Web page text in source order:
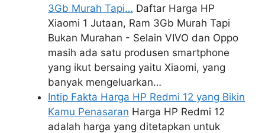
3Gb Murah Tapi… Daftar Harga HP
Xiaomi 1 Jutaan, Ram 3Gb Murah Tapi
Bukan Murahan - Selain VIVO dan Oppo
masih ada satu produsen smartphone
yang ikut bersaing yaitu Xiaomi, yang
banyak mengeluarkan…
Intip Fakta Harga HP Redmi 12 yang Bikin
Kamu Penasaran Harga HP Redmi 12
adalah harga yang ditetapkan untuk